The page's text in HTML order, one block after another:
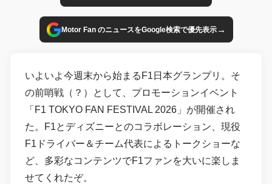
Motor Fan のニュースをGoogle検索で優先表示→
いよいよ今週末から始まるF1日本グランプリ。そ
の前哨戦（？）として、プロモーションイベント
「F1 TOKYO FAN FESTIVAL 2026」が開催され
た。F1とディズニーとのコラボレーション、現役
F1ドライバー＆チーム代表によるトークショーな
ど、多彩なコンテンツでF1ファンを大いに楽しま
せてくれたぞ。